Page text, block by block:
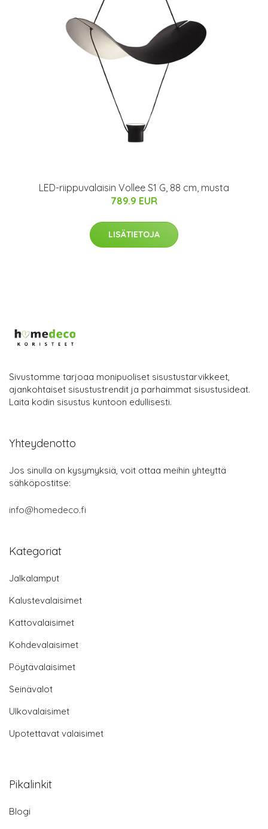
LED-riippuvalaisin Vollee S1 G, 88 cm, musta
789.9 EUR
LISÄTIETOJA
Sivustomme tarjoaa monipuoliset sisustustarvikkeet,
ajankohtaiset sisustustrendit ja parhaimmat sisustusideat.
Laita kodin sisustus kuntoon edullisesti.
Yhteydenotto
Jos sinulla on kysymyksiä, voit ottaa meihin yhteyttä
sähköpostitse:
info@homedeco.fi
Kategoriat
Jalkalamput
Kalustevalaisimet
Kattovalaisimet
Kohdevalaisimet
Pöytävalaisimet
Seinävalot
Ulkovalaisimet
Upotettavat valaisimet
Pikalinkit
Blogi